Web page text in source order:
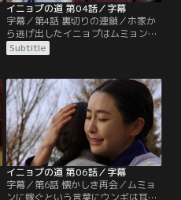
イニョプの道 第04話／字幕
字幕／第4話 裏切りの連鎖／ホ家か
ら逃げ出したイニョプはムミョンに
連れ戻され、水も食事も与えられぬ
まま地下室に監禁される。彼女を忘
所を知るや、すぐさまホ家へ駆けつ
けユノクにイニョプへの手紙を託
す。そんなウンギに父キム・チグォ
ンは他の女をめとったらイニョプを
救うと告げる。太宗の密命を受けた
ウンチャムは…。
Subtitle
イニョプの道 第06話／字幕
字幕／第6話 懐かしき再会／ムミョ
ンに嫁ぐという言葉にウンギは耳を